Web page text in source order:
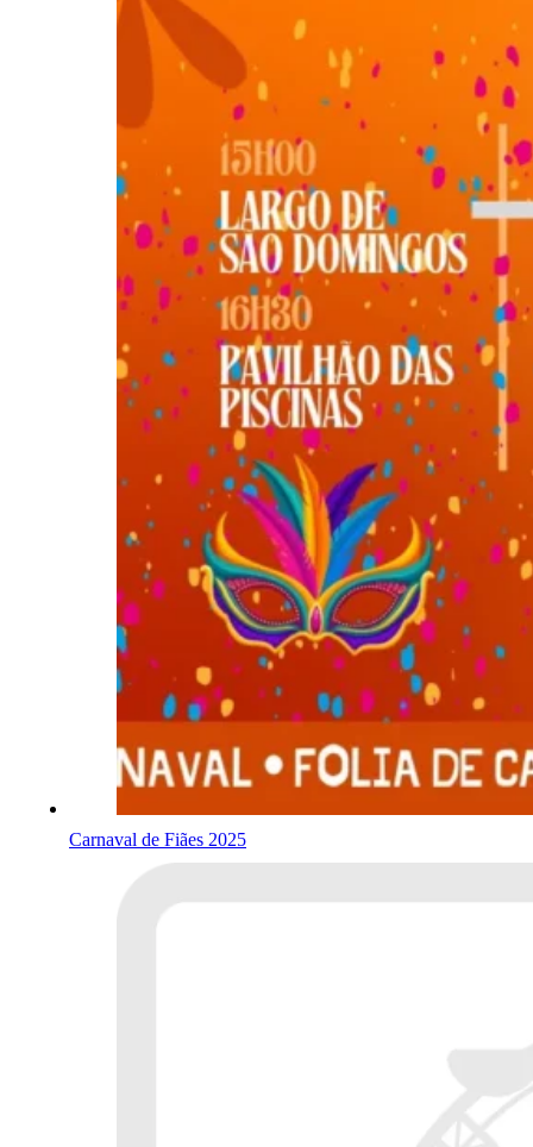
Carnaval de Fiães 2025